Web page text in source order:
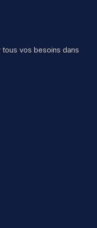
vos besoins dans